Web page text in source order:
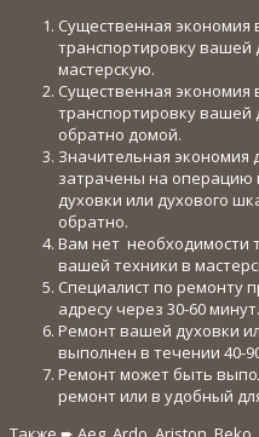
Существенная экономия
транспортировку вашей
мастерскую.
Существенная экономия
транспортировку вашей
обратно домой.
Значительная экономия
затрачены на операцию
духовки или духового
обратно.
Вам нет необходимости
вашей техники в
Специалист по ремонту
адресу через 30-60 минут.
Ремонт вашей духовки
выполнен в течении 40-
Ремонт может быть
ремонт или в удобный